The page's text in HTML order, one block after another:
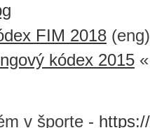
FIM 2018 (eng)
kódex 2015
v športe -